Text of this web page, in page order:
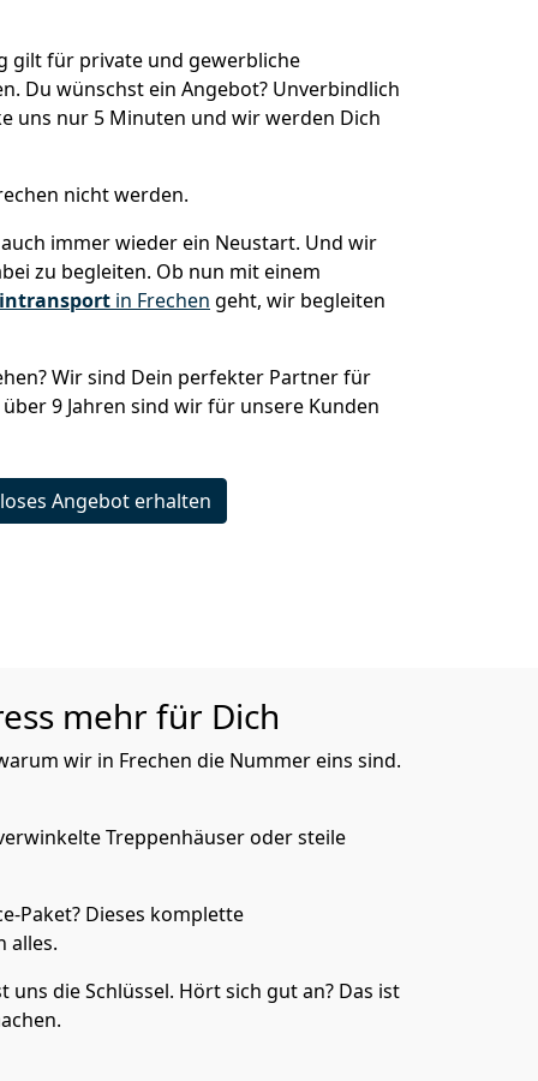
gilt für private und gewerbliche
Du wünschst ein Angebot? Unverbindlich
uns nur 5 Minuten und wir werden Dich
nicht werden.
immer wieder ein Neustart. Und wir
zu begleiten. Ob nun mit einem
in Frechen geht, wir begleiten
Wir sind Dein perfekter Partner für
über 9 Jahren sind wir für unsere Kunden
Angebot erhalten
mehr für Dich
wir in Frechen die Nummer eins sind.
Treppenhäuser oder steile
Paket? Dieses komplette
alles.
die Schlüssel. Hört sich gut an? Das ist